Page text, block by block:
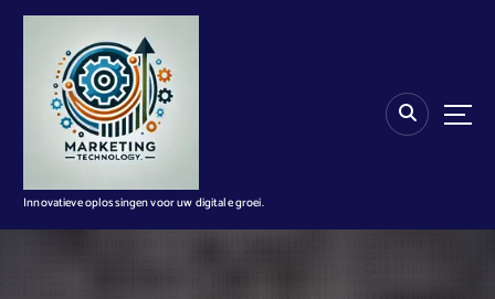
n
Innovatieve oplossingen voor uw digitale groei.